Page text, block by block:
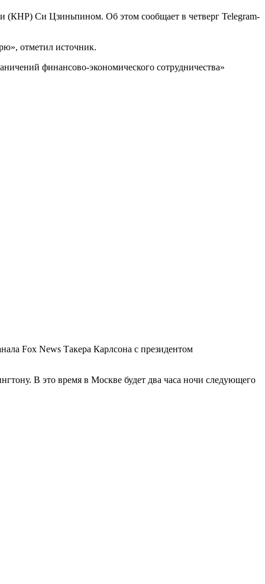
(КНР) Си Цзиньпином. Об этом сообщает в четверг Telegram-
отметил источник.
финансово-экономического сотрудничества»
Fox News Такера Карлсона с президентом
В это время в Москве будет два часа ночи следующего